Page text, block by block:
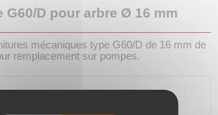
G60/D pour arbre Ø 16 mm
mécaniques type G60/D de 16 mm de
remplacement sur pompes.